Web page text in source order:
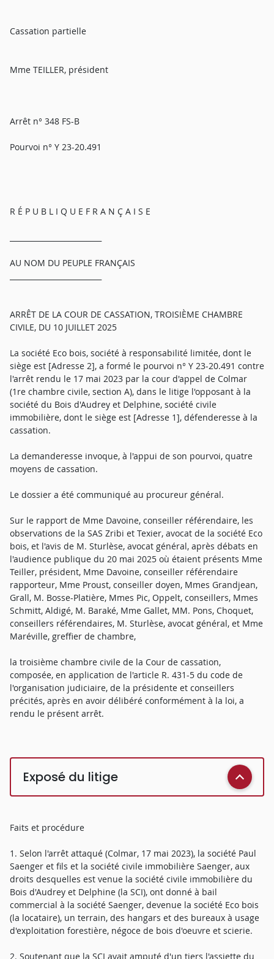
Cassation partielle
Mme TEILLER, président
Arrêt n° 348 FS-B
Pourvoi n° Y 23-20.491
R É P U B L I Q U E F R A N Ç A I S E
AU NOM DU PEUPLE FRANÇAIS
ARRÊT DE LA COUR DE CASSATION, TROISIÈME CHAMBRE
CIVILE, DU 10 JUILLET 2025
La société Eco bois, société à responsabilité limitée, dont le
siège est [Adresse 2], a formé le pourvoi n° Y 23-20.491 contre
l'arrêt rendu le 17 mai 2023 par la cour d'appel de Colmar
(1re chambre civile, section A), dans le litige l'opposant à la
société du Bois d'Audrey et Delphine, société civile
immobilière, dont le siège est [Adresse 1], défenderesse à la
cassation.
La demanderesse invoque, à l'appui de son pourvoi, quatre
moyens de cassation.
Le dossier a été communiqué au procureur général.
Sur le rapport de Mme Davoine, conseiller référendaire, les
observations de la SAS Zribi et Texier, avocat de la société Eco
bois, et l'avis de M. Sturlèse, avocat général, après débats en
l'audience publique du 20 mai 2025 où étaient présents Mme
Teiller, président, Mme Davoine, conseiller référendaire
rapporteur, Mme Proust, conseiller doyen, Mmes Grandjean,
Grall, M. Bosse-Platière, Mmes Pic, Oppelt, conseillers, Mmes
Schmitt, Aldigé, M. Baraké, Mme Gallet, MM. Pons, Choquet,
conseillers référendaires, M. Sturlèse, avocat général, et Mme
Maréville, greffier de chambre,
la troisième chambre civile de la Cour de cassation,
composée, en application de l'article R. 431-5 du code de
l'organisation judiciaire, de la présidente et conseillers
précités, après en avoir délibéré conformément à la loi, a
rendu le présent arrêt.
Exposé du litige
Faits et procédure
1. Selon l'arrêt attaqué (Colmar, 17 mai 2023), la société Paul
Saenger et fils et la société civile immobilière Saenger, aux
droits desquelles est venue la société civile immobilière du
Bois d'Audrey et Delphine (la SCI), ont donné à bail
commercial à la société Saenger, devenue la société Eco bois
(la locataire), un terrain, des hangars et des bureaux à usage
d'exploitation forestière, négoce de bois d'oeuvre et scierie.
2. Soutenant que la SCI avait amputé d'un tiers l'assiette du